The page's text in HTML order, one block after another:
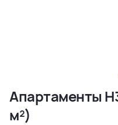
Апартаменты
м²)